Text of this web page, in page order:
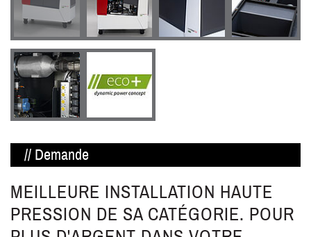
// Demande
MEILLEURE INSTALLATION HAUTE
PRESSION DE SA CATÉGORIE. POUR